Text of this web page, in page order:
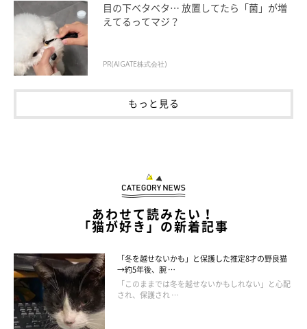
目の下ベタベタ… 放置してたら「菌」が増
えてるってマジ？
PR(AIGATE株式会社)
もっと見る
あわせて読みたい！
「猫が好き」の新着記事
「冬を越せないかも」と保護した推定8才の野良猫
→約5年後、腕 …
「このままでは冬を越せないかもしれない」と心配
され、保護され …